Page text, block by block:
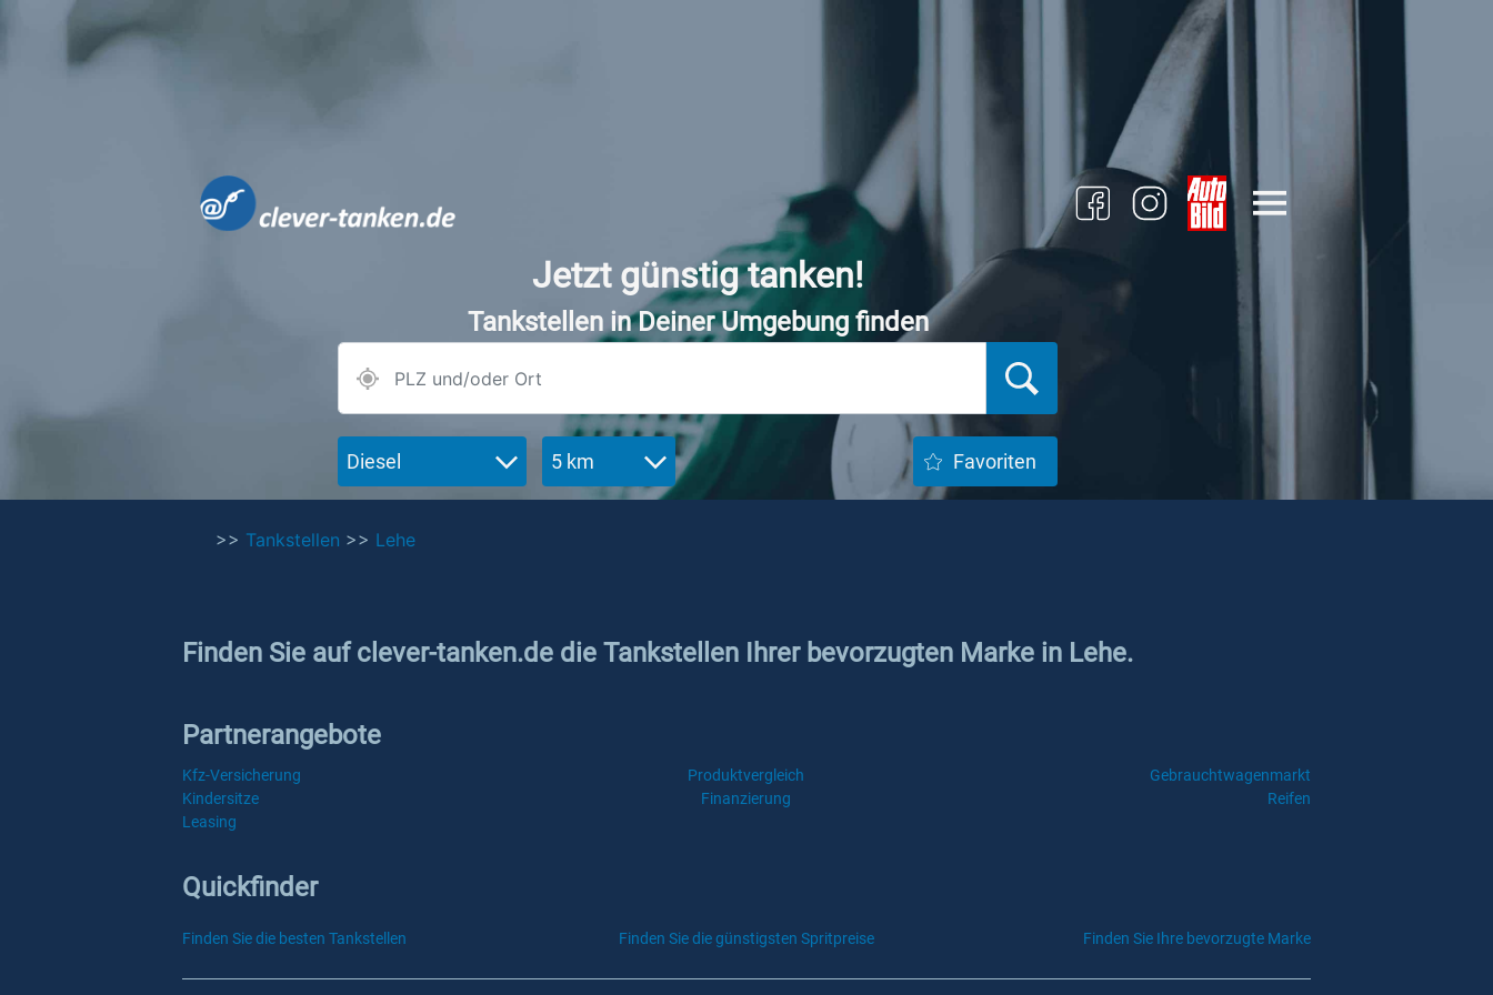
Jetzt günstig tanken!
Tankstellen in Deiner Umgebung finden
Diesel 5 km Favoriten
>> Tankstellen >> Lehe
Finden Sie auf clever-tanken.de die Tankstellen Ihrer bevorzugten Marke in Lehe.
Partnerangebote
Kfz-Versicherung Produktvergleich
Gebrauchtwagenmarkt
Kindersitze
Finanzierung
Reifen
Leasing
Quickfinder
Finden Sie die besten Tankstellen Finden Sie die günstigsten Spritpreise Finden Sie Ihre bevorzugte Marke